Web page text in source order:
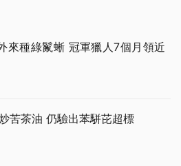
來種綠鬣蜥 冠軍獵人7個月領近
苦茶油 仍驗出苯駢芘超標